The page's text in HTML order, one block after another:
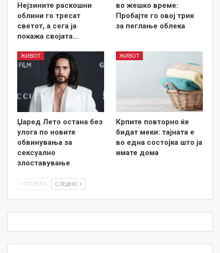
Нејзините раскошни
облини го тресат
светот, а сега ја
покажа својата…
во жешко време:
Пробајте го овој трик
за пеглање облека
ЖИВОТ
Џаред Лето остана без
улога по новите
обвинувања за
сексуално
злоставување
ЖИВОТ
Крпите повторно ќе
бидат меки: тајната е
во една состојка што ја
имате дома
ПТРЕТХ СЛЕДНО